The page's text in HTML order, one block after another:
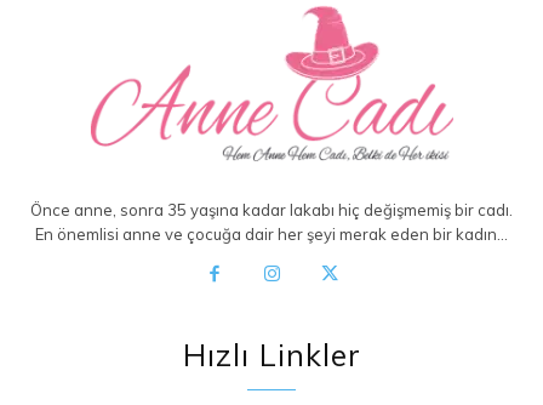
Önce anne, sonra 35 yaşına kadar lakabı hiç değişmemiş bir cadı.
En önemlisi anne ve çocuğa dair her şeyi merak eden bir kadın…
Hızlı Linkler